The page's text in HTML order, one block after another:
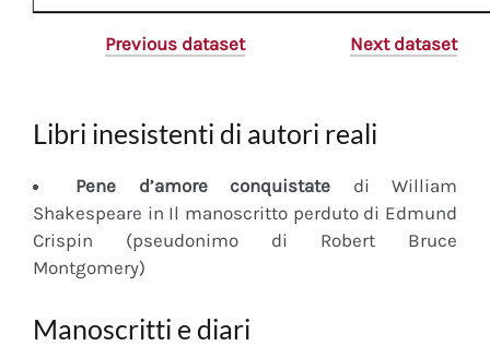
Previous dataset Next dataset
Libri inesistenti di autori reali
Pene d’amore conquistate di William
Shakespeare in Il manoscritto perduto di Edmund
Crispin (pseudonimo di Robert Bruce
Montgomery)
Manoscritti e diari